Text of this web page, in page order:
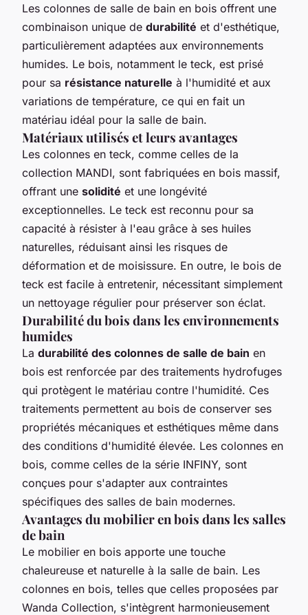
Les colonnes de salle de bain en bois offrent une
combinaison unique de durabilité et d'esthétique,
particulièrement adaptées aux environnements
humides. Le bois, notamment le teck, est prisé
pour sa résistance naturelle à l'humidité et aux
variations de température, ce qui en fait un
matériau idéal pour la salle de bain.
Matériaux utilisés et leurs avantages
Les colonnes en teck, comme celles de la
collection MANDI, sont fabriquées en bois massif,
offrant une solidité et une longévité
exceptionnelles. Le teck est reconnu pour sa
capacité à résister à l'eau grâce à ses huiles
naturelles, réduisant ainsi les risques de
déformation et de moisissure. En outre, le bois de
teck est facile à entretenir, nécessitant simplement
un nettoyage régulier pour préserver son éclat.
Durabilité du bois dans les environnements
humides
La durabilité des colonnes de salle de bain en
bois est renforcée par des traitements hydrofuges
qui protègent le matériau contre l'humidité. Ces
traitements permettent au bois de conserver ses
propriétés mécaniques et esthétiques même dans
des conditions d'humidité élevée. Les colonnes en
bois, comme celles de la série INFINY, sont
conçues pour s'adapter aux contraintes
spécifiques des salles de bain modernes.
Avantages du mobilier en bois dans les salles
de bain
Le mobilier en bois apporte une touche
chaleureuse et naturelle à la salle de bain. Les
colonnes en bois, telles que celles proposées par
Wanda Collection, s'intègrent harmonieusement